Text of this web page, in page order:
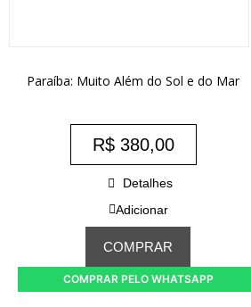
Paraíba: Muito Além do Sol e do Mar
R$ 380,00
Detalhes
Adicionar
COMPRAR
COMPRAR PELO WHATSAPP